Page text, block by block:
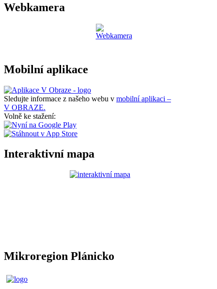
Webkamera
Mobilní aplikace
Sledujte informace z našeho webu v mobilní aplikaci –
V OBRAZE.
Volně ke stažení:
Interaktivní mapa
Mikroregion Plánicko